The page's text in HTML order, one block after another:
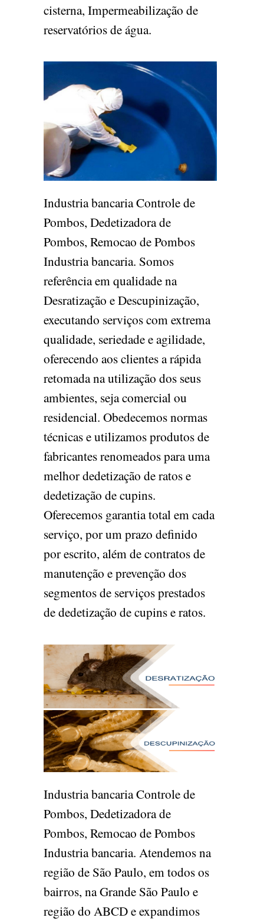
cisterna, Impermeabilização de
reservatórios de água.
Industria bancaria Controle de
Pombos, Dedetizadora de
Pombos, Remocao de Pombos
Industria bancaria. Somos
referência em qualidade na
Desratização e Descupinização,
executando serviços com extrema
qualidade, seriedade e agilidade,
oferecendo aos clientes a rápida
retomada na utilização dos seus
ambientes, seja comercial ou
residencial. Obedecemos normas
técnicas e utilizamos produtos de
fabricantes renomeados para uma
melhor dedetização de ratos e
dedetização de cupins.
Oferecemos garantia total em cada
serviço, por um prazo definido
por escrito, além de contratos de
manutenção e prevenção dos
segmentos de serviços prestados
de dedetização de cupins e ratos.
Industria bancaria Controle de
Pombos, Dedetizadora de
Pombos, Remocao de Pombos
Industria bancaria. Atendemos na
região de São Paulo, em todos os
bairros, na Grande São Paulo e
região do ABCD e expandimos